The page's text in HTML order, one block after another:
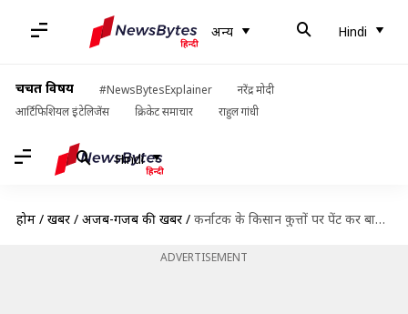
अन्य Hindi
चर्चित विषय #NewsBytesExplainer
नरेंद्र मोदी
आर्टिफिशियल इंटेलिजेंस
क्रिकेट समाचार राहुल गांधी
Hindi
होम / खबरें / अजब-गजब की खबरें / कर्नाटक के किसान कुत्तों पर पेंट कर बाघ जैसा क्यों बना रहे हैं? देखें वायरल तस्वीरें
ADVERTISEMENT